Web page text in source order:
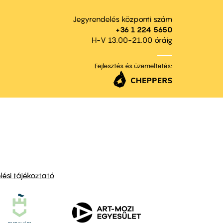
Jegyrendelés központi szám
+36 1 224 5650
H-V 13.00-21.00 óráig
Fejlesztés és üzemeltetés:
tájékoztató